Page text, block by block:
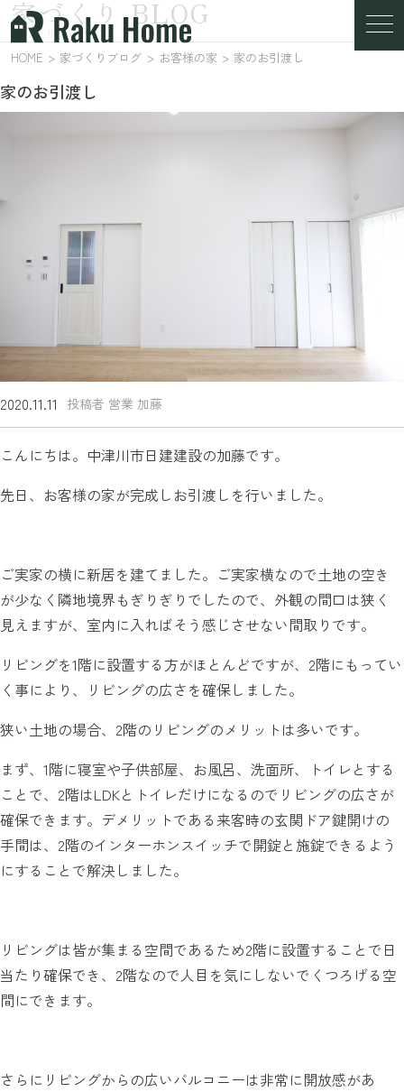
家づくりブログ
家づくり BLOG
HOME 家づくりブログ お客様の家 家のお引渡し
家のお引渡し
2020.11.11 投稿者 営業 加藤
こんにちは。中津川市日建建設の加藤です。
先日、お客様の家が完成しお引渡しを行いました。
ご実家の横に新居を建てました。ご実家横なので土地の空き
が少なく隣地境界もぎりぎりでしたので、外観の間口は狭く
見えますが、室内に入ればそう感じさせない間取りです。
リビングを1階に設置する方がほとんどですが、2階にもってい
く事により、リビングの広さを確保しました。
狭い土地の場合、2階のリビングのメリットは多いです。
まず、1階に寝室や子供部屋、お風呂、洗面所、トイレとする
ことで、2階はLDKとトイレだけになるのでリビングの広さが
確保できます。デメリットである来客時の玄関ドア鍵開けの
手間は、2階のインターホンスイッチで開錠と施錠できるよう
にすることで解決しました。
リビングは皆が集まる空間であるため2階に設置することで日
当たり確保でき、2階なので人目を気にしないでくつろげる空
間にできます。
さらにリビングからの広いバルコニーは非常に開放感があ